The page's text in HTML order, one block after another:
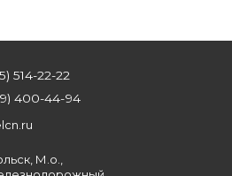
514-22-22
400-44-94
М.о.,